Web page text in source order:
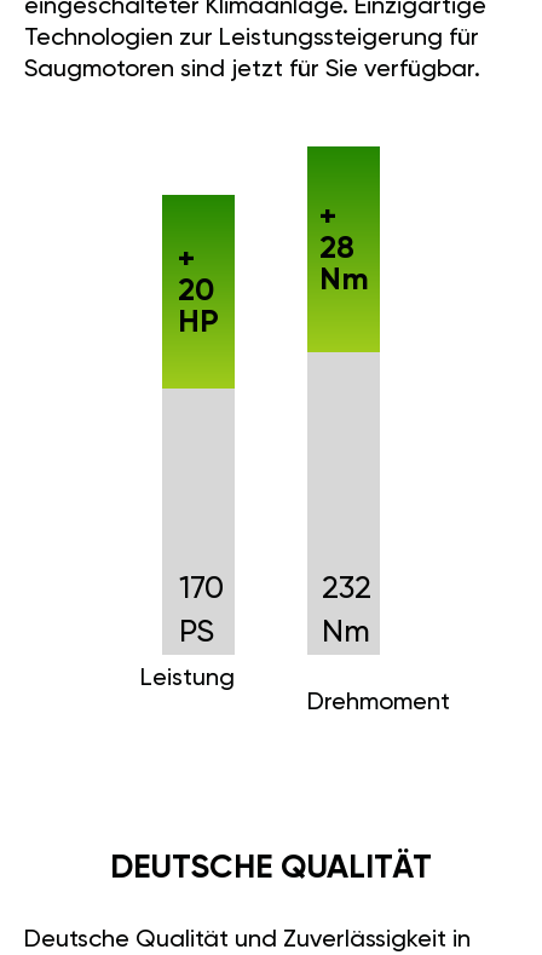
eingeschalteter Klimaanlage. Einzigartige
Technologien zur Leistungssteigerung für
Saugmotoren sind jetzt für Sie verfügbar.
170
PS
Leistung
+
20
HP
232
Nm
Drehmoment
+
28
Nm
DEUTSCHE QUALITÄT
Deutsche Qualität und Zuverlässigkeit in